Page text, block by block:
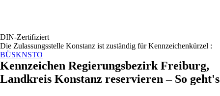
DIN-Zertifiziert
Die Zulassungsstelle Konstanz ist zuständig für Kennzeichenkürzel :
BÜSKNSTO
Kennzeichen Regierungsbezirk Freiburg,
Landkreis Konstanz reservieren – So geht's